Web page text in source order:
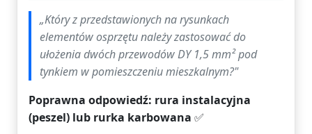
„Który z przedstawionych na rysunkach
elementów osprzętu należy zastosować do
ułożeniadwóch przewodów DY 1,5 mm² pod
tynkiem w pomieszczeniu mieszkalnym?"
Poprawna odpowiedź: rura instalacyjna
(peszel) lub rurka karbowana ✅